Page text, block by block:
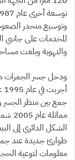
للخدمات على جانبي
والتهوية وبلغت مساحته الإجمالية
ودخل جسر الجمرات
جمع بين منظر الجسر
الشكل الدائري إلى
طوارئ جديدة عند
معلومات لتوعية